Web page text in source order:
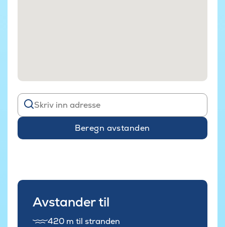
Beregn avstanden
Avstander til
420 m til stranden